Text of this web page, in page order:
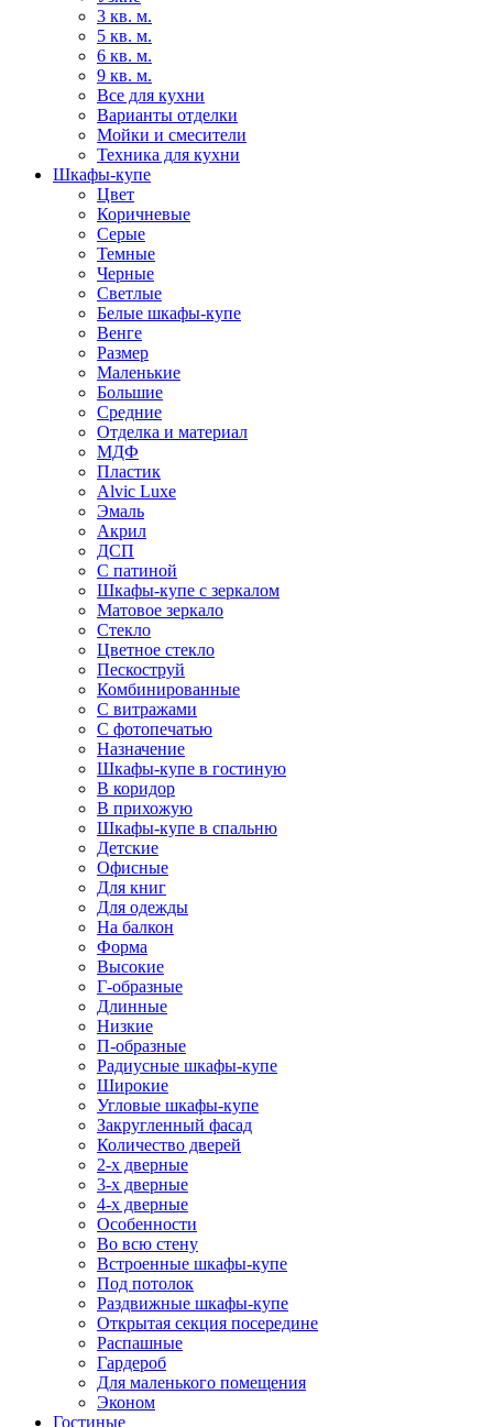
3 кв. м.
5 кв. м.
6 кв. м.
9 кв. м.
Все для кухни
Варианты отделки
Мойки и смесители
Техника для кухни
Шкафы-купе
Цвет
Коричневые
Серые
Темные
Черные
Светлые
Белые шкафы-купе
Венге
Размер
Маленькие
Большие
Средние
Отделка и материал
МДФ
Пластик
Alvic Luxe
Эмаль
Акрил
ДСП
С патиной
Шкафы-купе с зеркалом
Матовое зеркало
Стекло
Цветное стекло
Пескоструй
Комбинированные
С витражами
С фотопечатью
Назначение
Шкафы-купе в гостиную
В коридор
В прихожую
Шкафы-купе в спальню
Детские
Офисные
Для книг
Для одежды
На балкон
Форма
Высокие
Г-образные
Длинные
Низкие
П-образные
Радиусные шкафы-купе
Широкие
Угловые шкафы-купе
Закругленный фасад
Количество дверей
2-х дверные
3-х дверные
4-х дверные
Особенности
Во всю стену
Встроенные шкафы-купе
Под потолок
Раздвижные шкафы-купе
Открытая секция посередине
Распашные
Гардероб
Для маленького помещения
Эконом
Гостиные